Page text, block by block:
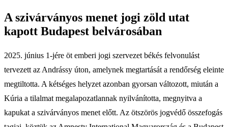
A szivárványos menet jogi zöld utat
kapott Budapest belvárosában
2025. június 1-jére öt emberi jogi szervezet békés felvonulást
tervezett az Andrássy úton, amelynek megtartását a rendőrség eleinte
megtiltotta. A kétséges helyzet azonban gyorsan változott, miután a
Kúria a tilalmat megalapozatlannak nyilvánította, megnyitva a
kapukat a szivárványos menet előtt. Az ötszörös jogvédő összefogás